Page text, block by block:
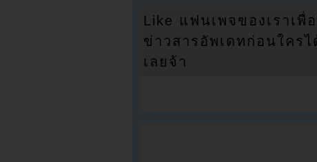
Like แฟนเพจของเราเพื่
ข่าวสารอัพเดทก่อนใคร
เลยจ้า